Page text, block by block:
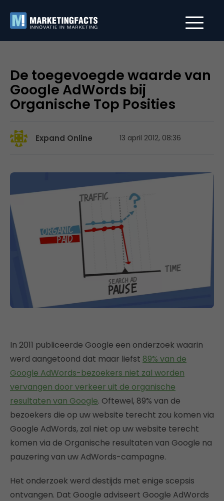
De toegevoegde waarde van
Google AdWords bij
Organische Top Posities
Expand Online 13 april 2012, 08:36
In 2011 publiceerde Google een onderzoek waarin
werd aangetoond dat maar liefst 89% van de
Google AdWords-bezoekers niet zal worden
vervangen door verkeer uit de organische
resultaten van Google. Oftewel, 89% van de
bezoekers die op uw website terecht zou komen via
Google AdWords, zal niet op uw website terecht
komen via de Organische resultaten van Google na
pauzering van uw AdWords-campagne.
Het onderzoek werd destijds met enige scepsis
ontvangen. Dat Google adviseert Google AdWords